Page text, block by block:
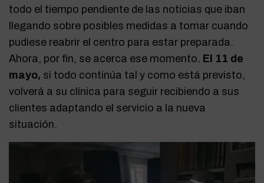
todo el tiempo pendiente de las noticias que iban
llegando sobre posibles medidas a tomar cuando
pudiese reabrir el centro para estar preparada.
Ahora, por fin, se acerca ese momento. El 11 de
mayo, si todo continúa tal y como está previsto,
volverá a su clínica para seguir recibiendo a sus
clientes adaptando el servicio a la nueva
situación.